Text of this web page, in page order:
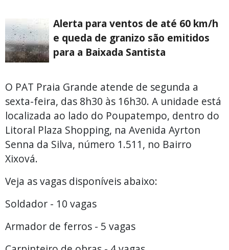
Alerta para ventos de até 60 km/h
e queda de granizo são emitidos
para a Baixada Santista
O PAT Praia Grande atende de segunda a
sexta-feira, das 8h30 às 16h30. A unidade está
localizada ao lado do Poupatempo, dentro do
Litoral Plaza Shopping, na Avenida Ayrton
Senna da Silva, número 1.511, no Bairro
Xixová.
Veja as vagas disponíveis abaixo:
Soldador - 10 vagas
Armador de ferros - 5 vagas